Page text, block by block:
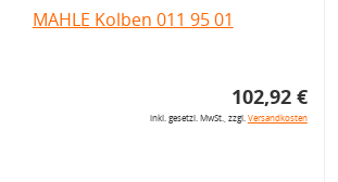
MAHLE Kolben 011 95 01
102,92 €
inkl. gesetzl. MwSt., zzgl.Versandkosten